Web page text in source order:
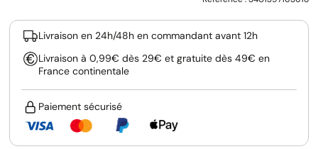
Livraison en 24h/48h en commandant avant 12h
Livraison à 0,99€ dès 29€ et gratuite dès 49€ en
France continentale
Paiement sécurisé